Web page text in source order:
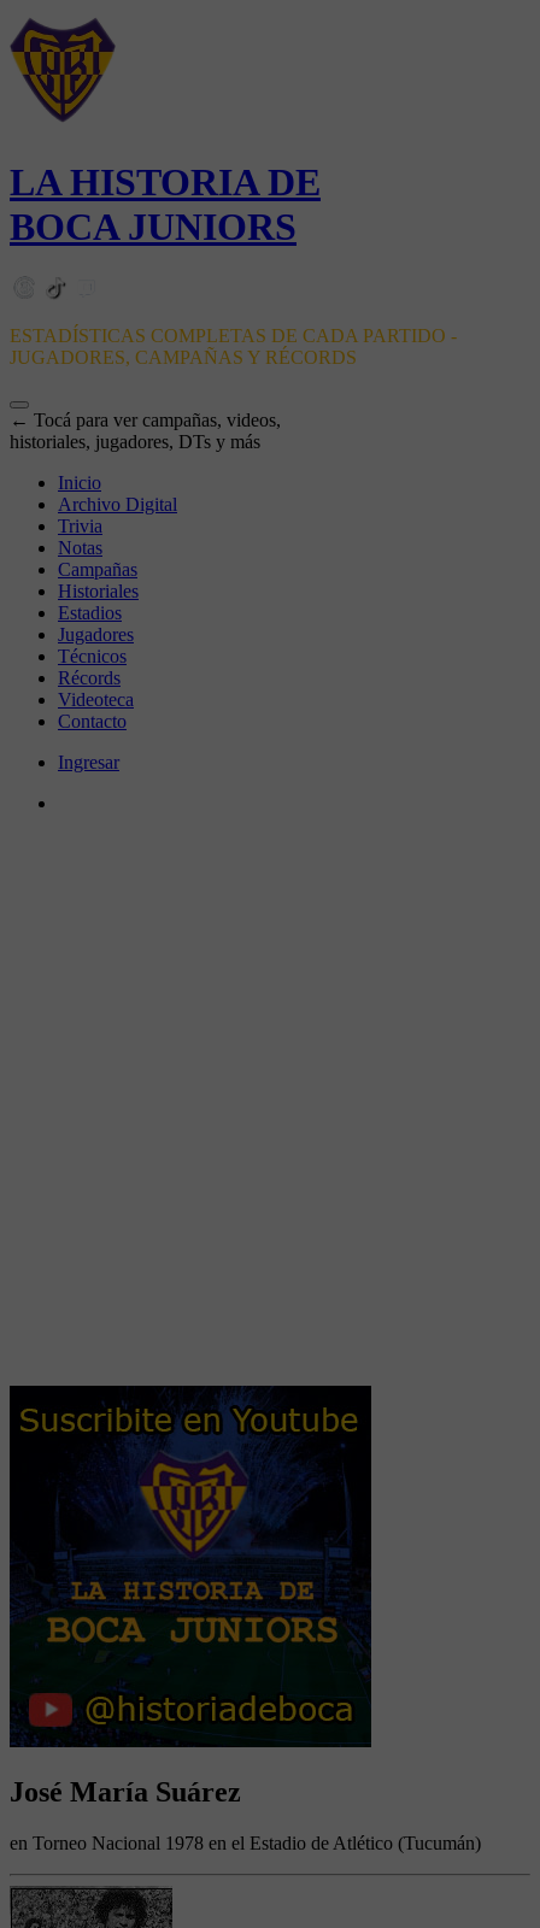
LA HISTORIA DE
BOCA JUNIORS
ESTADÍSTICAS COMPLETAS DE CADA PARTIDO -
JUGADORES, CAMPAÑAS Y RÉCORDS
← Tocá para ver campañas, videos,
historiales, jugadores, DTs y más
Inicio
Archivo Digital
Trivia
Notas
Campañas
Historiales
Estadios
Jugadores
Técnicos
Récords
Videoteca
Contacto
Ingresar
José María Suárez
en Torneo Nacional 1978 en el Estadio de Atlético (Tucumán)